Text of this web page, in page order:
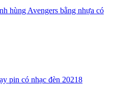
hùng Avengers bằng nhựa có
pin có nhạc đèn 20218